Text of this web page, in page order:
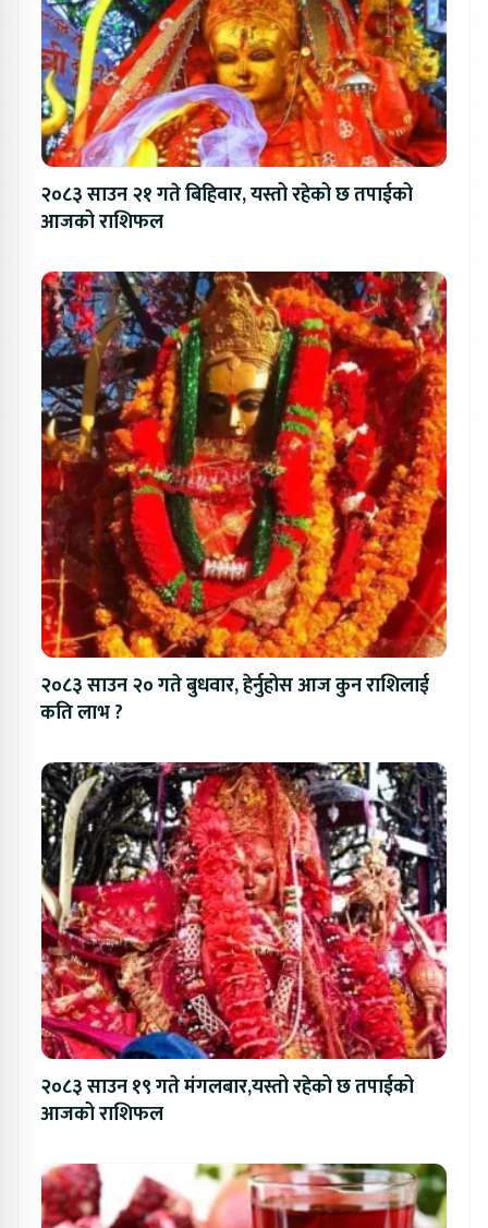
२०८३ साउन २१ गते बिहिवार, यस्तो रहेको छ तपाईको
आजको राशिफल
२०८३ साउन २० गते बुधवार, हेर्नुहोस आज कुन राशिलाई
कति लाभ ?
२०८३ साउन १९ गते मंगलबार,यस्तो रहेको छ तपाईको
आजको राशिफल